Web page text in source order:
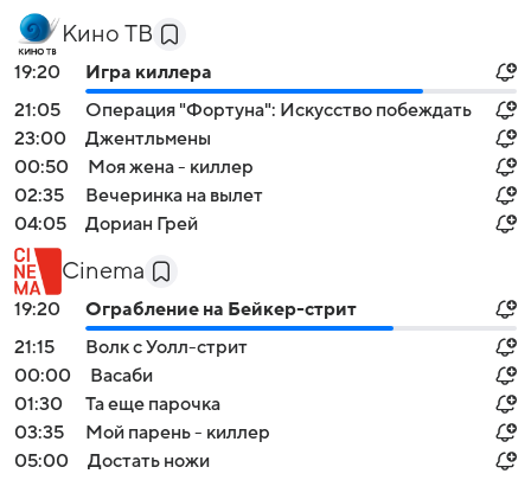
Кино ТВ
19:20
Игра киллера
21:05
Операция "Фортуна": Искусство побеждать
23:00
Джентльмены
00:50
Моя жена - киллер
02:35
Вечеринка на вылет
04:05
Дориан Грей
Cinema
19:20
Ограбление на Бейкер-стрит
21:15
Волк с Уолл-стрит
00:00
Васаби
01:30
Та еще парочка
03:35
Мой парень - киллер
05:00
Достать ножи